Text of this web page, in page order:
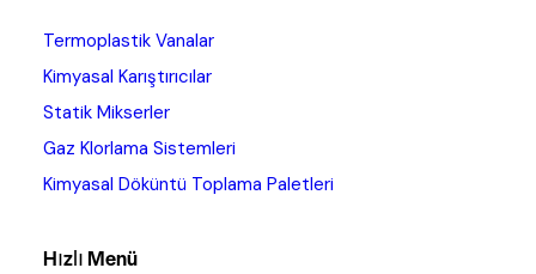
Termoplastik Vanalar
Kimyasal Karıştırıcılar
Statik Mikserler
Gaz Klorlama Sistemleri
Kimyasal Döküntü Toplama Paletleri
Hızlı Menü